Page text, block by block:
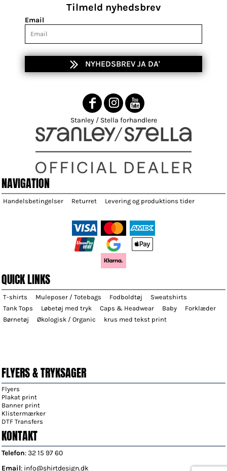
Tilmeld nyhedsbrev
Email
NYHEDSBREV JA DA'
Stanley / Stella forhandlere
NAVIGATION
Handelsbetingelser Returret Levering og produktions tider
QUICK LINKS
T-shirts Muleposer / Totebags Fodboldtøj
Sweatshirts
Tank Tops
Løbetøj med tryk Caps & Headwear Baby
Forklæder
Børnetøj
Økologisk / Organic krus med tekst print
FLYERS & TRYKSAGER
Flyers
Plakat print
Banner print
Klistermærker
DTF Transfers
KONTAKT
Telefon: 32 15 97 60
Email: info@shirtdesign.dk